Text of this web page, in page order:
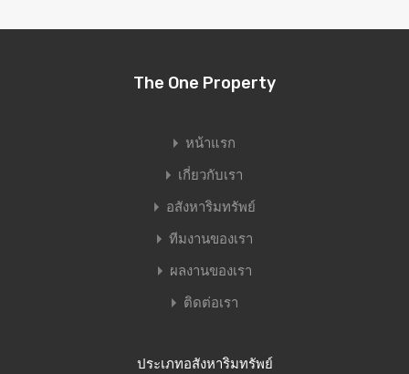
The One Property
หน้าแรก
เกี่ยวกับเรา
อสังหาริมทรัพย์
ทีมงานของเรา
ผลงานของเรา
ติดต่อเรา
ประเภทอสังหาริมทรัพย์